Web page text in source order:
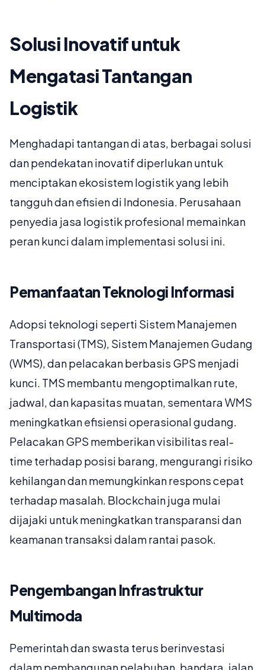
Solusi Inovatif untuk
Mengatasi Tantangan
Logistik
Menghadapi tantangan di atas, berbagai solusi
dan pendekatan inovatif diperlukan untuk
menciptakan ekosistem logistik yang lebih
tangguh dan efisien di Indonesia. Perusahaan
penyedia jasa logistik profesional memainkan
peran kunci dalam implementasi solusi ini.
Pemanfaatan Teknologi Informasi
Adopsi teknologi seperti Sistem Manajemen
Transportasi (TMS), Sistem Manajemen Gudang
(WMS), dan pelacakan berbasis GPS menjadi
kunci. TMS membantu mengoptimalkan rute,
jadwal, dan kapasitas muatan, sementara WMS
meningkatkan efisiensi operasional gudang.
Pelacakan GPS memberikan visibilitas real-
time terhadap posisi barang, mengurangi risiko
kehilangan dan memungkinkan respons cepat
terhadap masalah. Blockchain juga mulai
dijajaki untuk meningkatkan transparansi dan
keamanan transaksi dalam rantai pasok.
Pengembangan Infrastruktur
Multimoda
Pemerintah dan swasta terus berinvestasi